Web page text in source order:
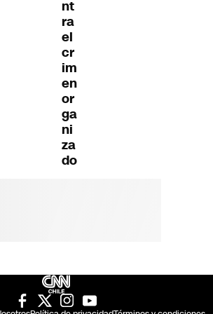
nt
ra
el
cr
im
en
or
ga
ni
za
do